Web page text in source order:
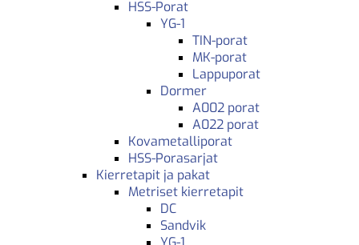
HSS-Porat
YG-1
TIN-porat
MK-porat
Lappuporat
Dormer
A002 porat
A022 porat
Kovametalliporat
HSS-Porasarjat
Kierretapit ja pakat
Metriset kierretapit
DC
Sandvik